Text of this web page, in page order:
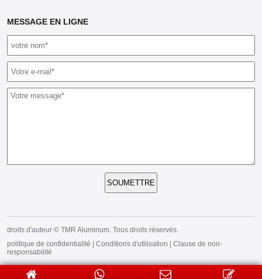
MESSAGE EN LIGNE
SOUMETTRE
droits d'auteur © TMR Aluminum. Tous droits réservés.
politique de confidentialité
Conditions d'utilisation
Clause de non-
responsabilité